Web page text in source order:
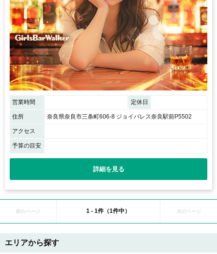
営業時間 定休日
住所 奈良県奈良市三条町606-8 ジョイパレス奈良駅前P5502
アクセス
予算の目安
詳細を見る
前のページ 1 - 1件（1件中） 次のページ
エリアから探す